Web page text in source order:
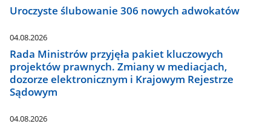
Uroczyste ślubowanie 306 nowych adwokatów
04.08.2026
Rada Ministrów przyjęła pakiet kluczowych
projektów prawnych. Zmiany w mediacjach,
dozorze elektronicznym i Krajowym Rejestrze
Sądowym
04.08.2026